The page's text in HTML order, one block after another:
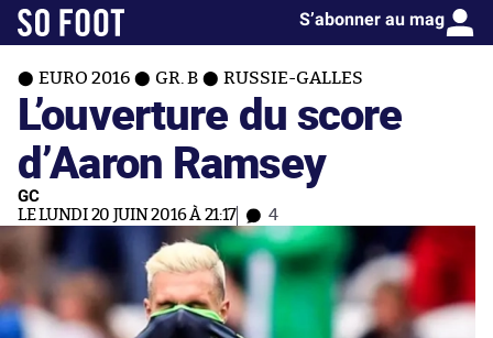
S’abonner au mag
EURO 2016 GR. B RUSSIE-GALLES
L’ouverture du score
d’Aaron Ramsey
GC
LE LUNDI 20 JUIN 2016 À 21:17 4